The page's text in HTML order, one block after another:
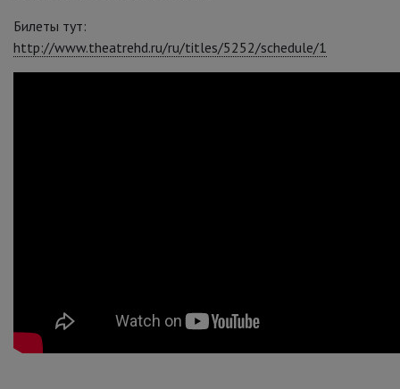
Билеты тут:
http://www.theatrehd.ru/ru/titles/5252/schedule/1